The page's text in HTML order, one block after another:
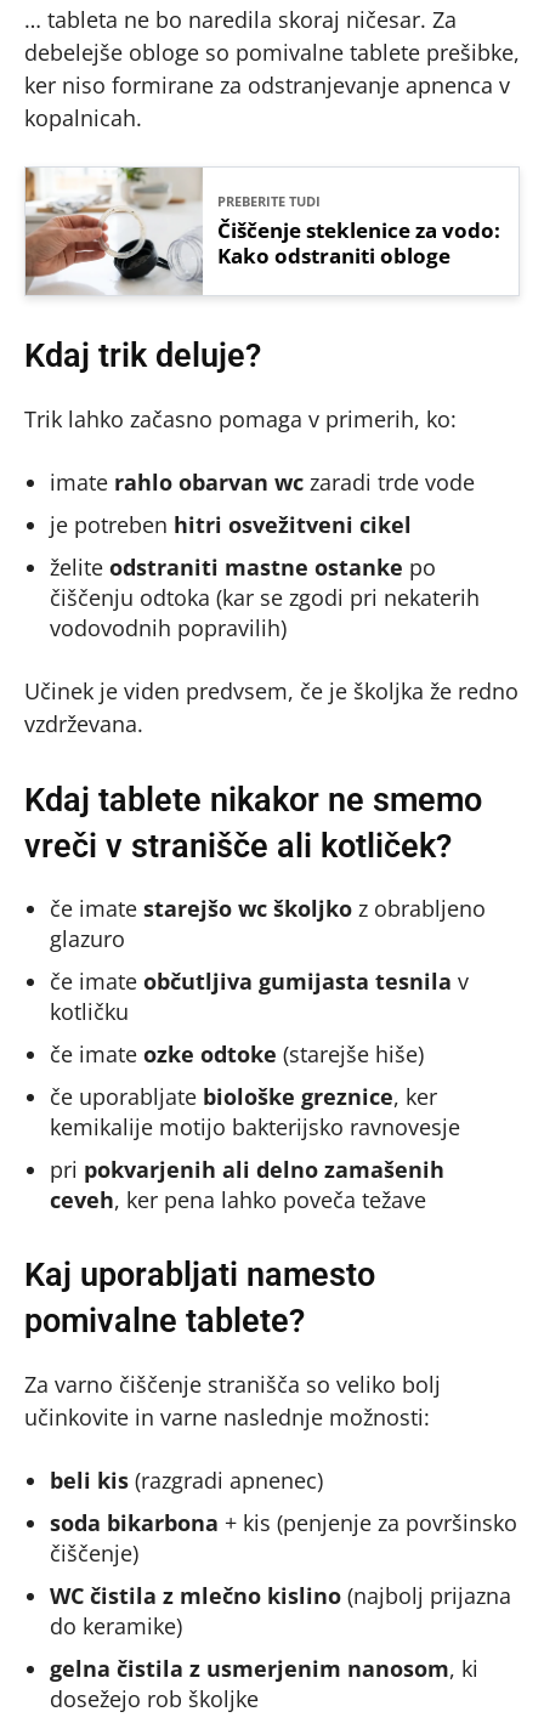
… tableta ne bo naredila skoraj ničesar. Za
debelejše obloge so pomivalne tablete prešibke,
ker niso formirane za odstranjevanje apnenca v
kopalnicah.
PREBERITE TUDI
Čiščenje steklenice za vodo:
Kako odstraniti obloge
Kdaj trik deluje?
Trik lahko začasno pomaga v primerih, ko:
imate rahlo obarvan wc zaradi trde vode
je potreben hitri osvežitveni cikel
želite odstraniti mastne ostanke po
čiščenju odtoka (kar se zgodi pri nekaterih
vodovodnih popravilih)
Učinek je viden predvsem, če je školjka že redno
vzdrževana.
Kdaj tablete nikakor ne smemo
vreči v stranišče ali kotliček?
če imate starejšo wc školjko z obrabljeno
glazuro
če imate občutljiva gumijasta tesnila v
kotličku
če imate ozke odtoke (starejše hiše)
če uporabljate biološke greznice, ker
kemikalije motijo bakterijsko ravnovesje
pri pokvarjenih ali delno zamašenih
ceveh, ker pena lahko poveča težave
Kaj uporabljati namesto
pomivalne tablete?
Za varno čiščenje stranišča so veliko bolj
učinkovite in varne naslednje možnosti:
beli kis (razgradi apnenec)
soda bikarbona + kis (penjenje za površinsko
čiščenje)
WC čistila z mlečno kislino (najbolj prijazna
do keramike)
gelna čistila z usmerjenim nanosom, ki
dosežejo rob školjke